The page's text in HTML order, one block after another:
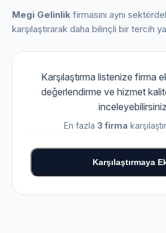
Megi Gelinlik firmasını aynı
karşılaştırarak daha bilinçli bir tercih
Karşılaştırma listenize firma
değerlendirme ve hizmet
En fazla 3 firma
Karşılaştırmaya